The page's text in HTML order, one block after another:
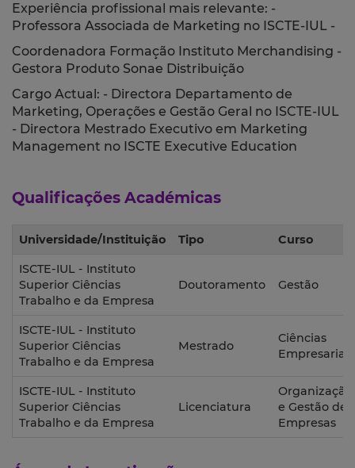
Experiência profissional mais relevante: -
Professora Associada de Marketing no ISCTE-IUL -
Coordenadora Formação Instituto Merchandising -
Gestora Produto Sonae Distribuição
Cargo Actual: - Directora Departamento de
Marketing, Operações e Gestão Geral no ISCTE-IUL
- Directora Mestrado Executivo em Marketing
Management no ISCTE Executive Education
Qualificações Académicas
Universidade/Instituição Tipo Curso
ISCTE-IUL - Instituto
Superior Ciências
Trabalho e da Empresa
Doutoramento Gestão
ISCTE-IUL - Instituto
Superior Ciências
Trabalho e da Empresa
Mestrado
Ciências
Empresariais
ISCTE-IUL - Instituto
Superior Ciências
Trabalho e da Empresa
Licenciatura
Organização
e Gestão de
Empresas